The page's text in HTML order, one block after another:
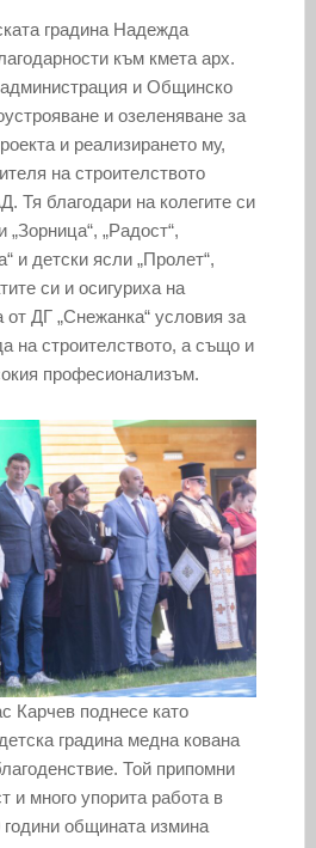
градина Надежда
към кмета арх.
и Общинско
и озеленяване за
и реализирането му,
на строителството
Тя благодари на колегите си
„Зорница“, „Радост“,
и детски ясли „Пролет“,
си и осигуриха на
от ДГ „Снежанка“ условия за
на строителството, а също и
професионализъм.
Карчев поднесе като
градина медна кована
Той припомни
и много упорита работа в
общината измина